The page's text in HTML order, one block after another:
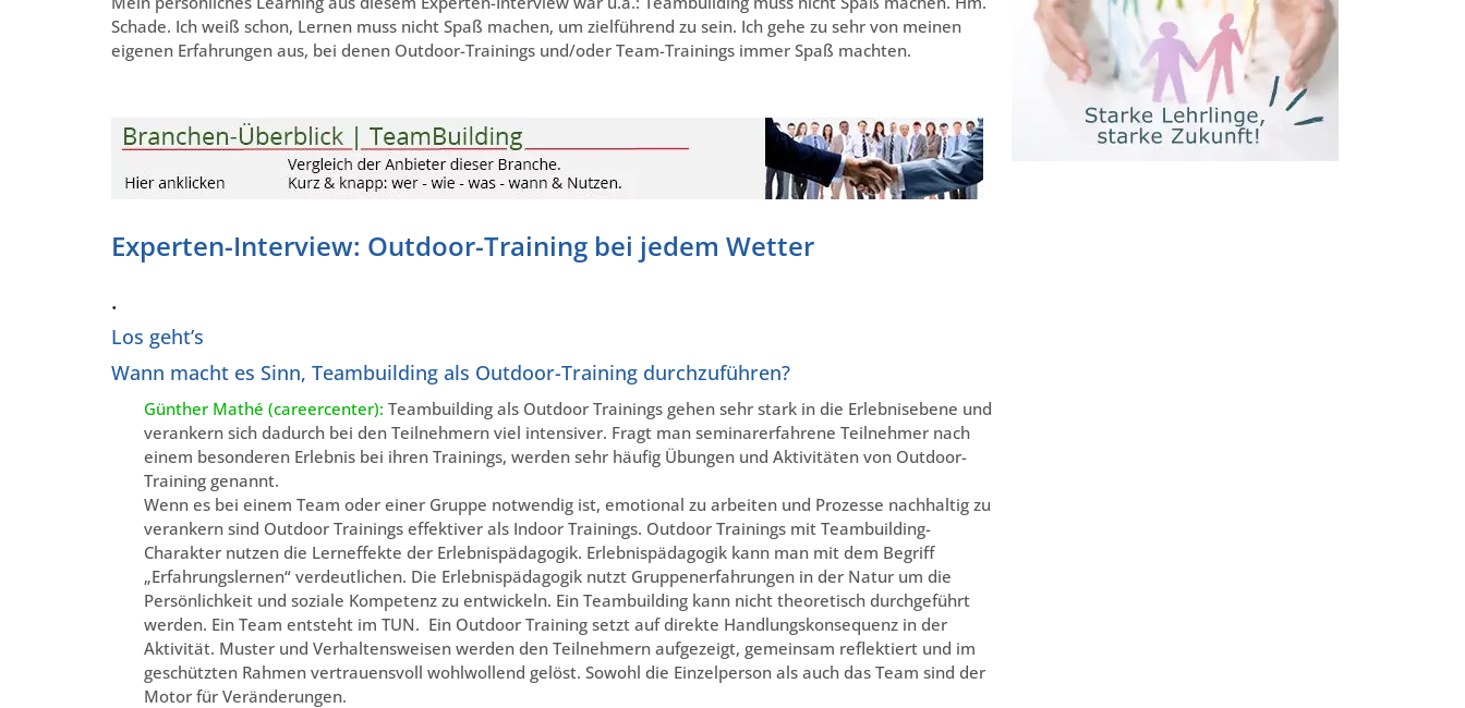
Schade. Ich weiß schon, Lernen muss nicht Spaß machen, um zielführend zu sein. Ich gehe zu sehr von meinen
eigenen Erfahrungen aus, bei denen Outdoor-Trainings und/oder Team-Trainings immer Spaß machten.
Experten-Interview: Outdoor-Training bei jedem Wetter
.
Los geht’s
Wann macht es Sinn, Teambuilding als Outdoor-Training durchzuführen?
Günther Mathé (careercenter): Teambuilding als Outdoor Trainings gehen sehr stark in die Erlebnisebene und
verankern sich dadurch bei den Teilnehmern viel intensiver. Fragt man seminarerfahrene Teilnehmer nach
einem besonderen Erlebnis bei ihren Trainings, werden sehr häufig Übungen und Aktivitäten von Outdoor-
Training genannt.
Wenn es bei einem Team oder einer Gruppe notwendig ist, emotional zu arbeiten und Prozesse nachhaltig zu
verankern sind Outdoor Trainings effektiver als Indoor Trainings. Outdoor Trainings mit Teambuilding-
Charakter nutzen die Lerneffekte der Erlebnispädagogik. Erlebnispädagogik kann man mit dem Begriff
„Erfahrungslernen“ verdeutlichen. Die Erlebnispädagogik nutzt Gruppenerfahrungen in der Natur um die
Persönlichkeit und soziale Kompetenz zu entwickeln. Ein Teambuilding kann nicht theoretisch durchgeführt
werden. Ein Team entsteht im TUN. Ein Outdoor Training setzt auf direkte Handlungskonsequenz in der
Aktivität. Muster und Verhaltensweisen werden den Teilnehmern aufgezeigt, gemeinsam reflektiert und im
geschützten Rahmen vertrauensvoll wohlwollend gelöst. Sowohl die Einzelperson als auch das Team sind der
Motor für Veränderungen.